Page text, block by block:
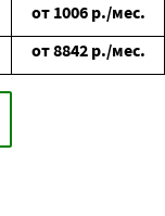
от 1006 р./мес.
от8842 р./мес.